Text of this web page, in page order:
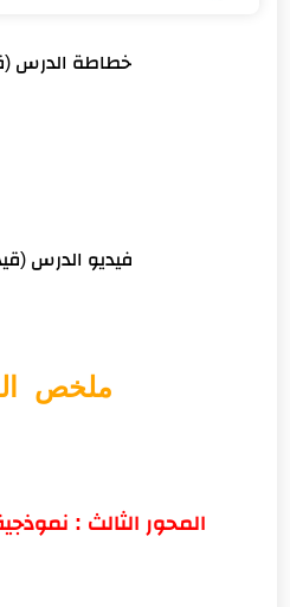
خطاطة الدرس
فيديو الدرس
ملخص
المحور الثالث :